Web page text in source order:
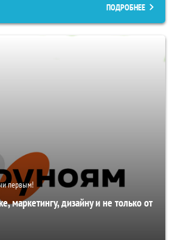
ПОДРОБНЕЕ
первым!
маркетингу, дизайну и не только от